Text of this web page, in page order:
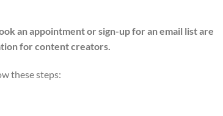
an appointment or sign-up for an email list are
for content creators.
these steps: